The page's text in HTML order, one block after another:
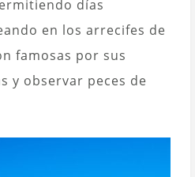
días
en los arrecifes de
famosas por sus
y observar peces de